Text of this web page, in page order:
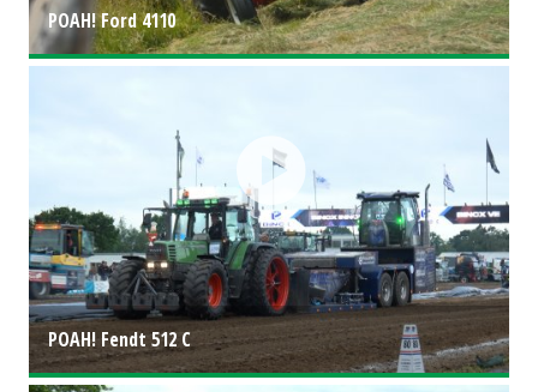
POAH! Ford 4110
POAH! Fendt 512 C